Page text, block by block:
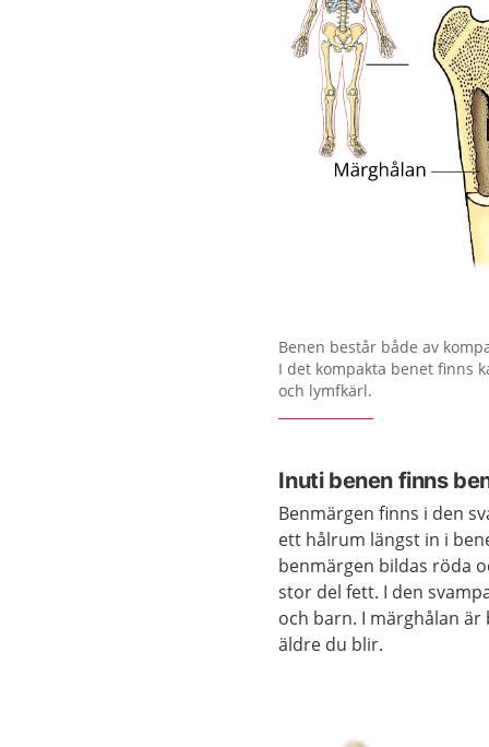
Förstora bilden
Benen består både av
I det kompakta benet finns
och lymfkärl.
Inuti benen finns
Benmärgen finns i den
ett hålrum längst in i
benmärgen bildas röda
stor del fett. I den
och barn. I märghålan
äldre du blir.